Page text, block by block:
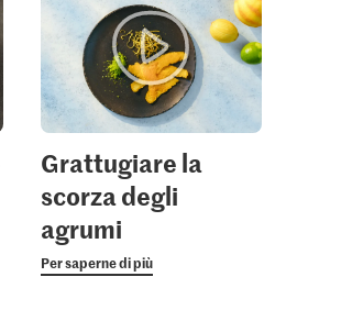
Grattugiare la
scorza degli
agrumi
Per saperne di più